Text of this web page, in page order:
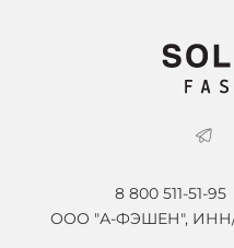
8 800 511-51-95
ООО "А-ФЭШЕН", ИНН/